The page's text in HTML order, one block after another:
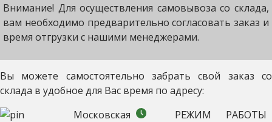
Внимание! Для осуществления самовывоза со склада,
вам необходимо предварительно согласовать заказ и
время отгрузки с нашими менеджерами.
Вы можете самостоятельно забрать свой заказ со
склада в удобное для Вас время по адресу:
Московская
РЕЖИМ РАБОТЫ